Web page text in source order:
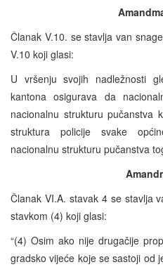
Članak V.10. se stavlja van
V.10 koji glasi:
U vršenju svojih nadležnosti
kantona osigurava da
nacionalnu strukturu pučanstva
struktura policije svake
nacionalnu strukturu pučanstva
Članak VI.A. stavak 4 se stavlja
stavkom (4) koji glasi:
“(4) Osim ako nije drugačije
gradsko vijeće koje se sastoji od